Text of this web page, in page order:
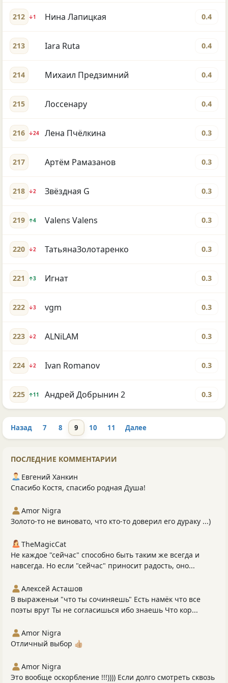
212 ↓1 Нина Лапицкая 0.4
213 Iara Ruta 0.4
214 Михаил Предзимний 0.4
215 Лоссенару 0.4
216 ↓24 Лена Пчёлкина 0.3
217 Артём Рамазанов 0.3
218 ↓2 Звёздная G 0.3
219 ↑4 Valens Valens 0.3
220 ↓2 ТатьянаЗолотаренко 0.3
221 ↑3 Игнат 0.3
222 ↓3 vgm 0.3
223 ↓2 ALNiLAM 0.3
224 ↓2 Ivan Romanov 0.3
225 ↑11 Андрей Добрынин 2 0.3
Назад 7 8 9 10 11 Далее
ПОСЛЕДНИЕ КОММЕНТАРИИ
Евгений Ханкин
Спасибо Костя, спасибо родная Душа!
Amor Nigra
Золото-то не виновато, что кто-то доверил его дураку ...)
TheMagicCat
Не каждое "сейчас" способно быть таким же всегда и
навсегда. Но если "сейчас" приносит радость, оно...
Алексей Асташов
В выраженьи "что ты сочиняешь" Есть намёк что все
поэты врут Ты не согласишься ибо знаешь Что кор...
Amor Nigra
Отличный выбор 👍🏼
Amor Nigra
Это вообще оскорбление !!!)))) Если долго смотреть сквозь